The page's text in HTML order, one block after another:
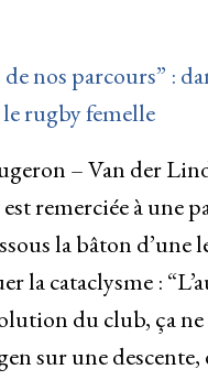
nos parcours” :
rugby femelle
– Van der
remerciée à une
la bâton
la cataclysme :
du club, ça
sur une